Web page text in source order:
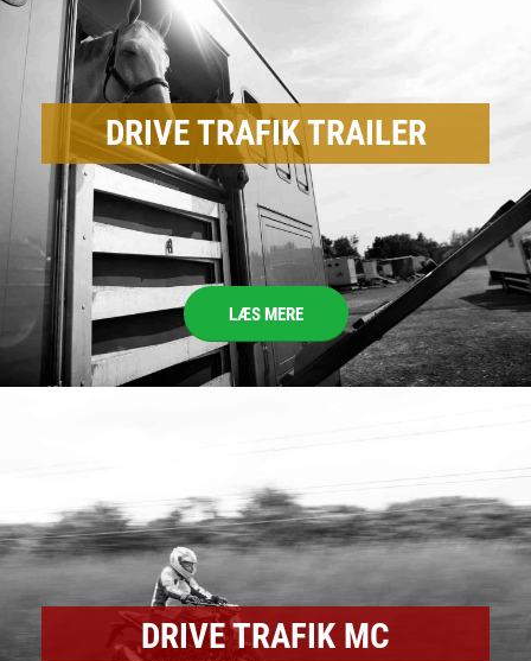
DRIVE TRAFIK TRAILER
LÆS MERE
DRIVE TRAFIK MC